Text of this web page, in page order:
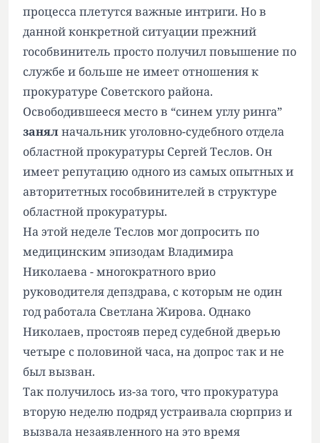
процесса плетутся важные интриги. Но в
данной конкретной ситуации прежний
гособвинитель просто получил повышение по
службе и больше не имеет отношения к
прокуратуре Советского района.
Освободившееся место в “синем углу ринга”
занялначальник уголовно-судебного отдела
областной прокуратуры Сергей Теслов. Он
имеет репутацию одного из самых опытных и
авторитетных гособвинителей в структуре
областной прокуратуры.
На этой неделе Теслов мог допросить по
медицинским эпизодам Владимира
Николаева - многократного врио
руководителя депздрава, с которым не один
год работала Светлана Жирова. Однако
Николаев, простояв перед судебной дверью
четыре с половиной часа, на допрос так и не
был вызван.
Так получилось из-за того, что прокуратура
вторую неделю подряд устраивала сюрприз и
вызвала незаявленного на это время